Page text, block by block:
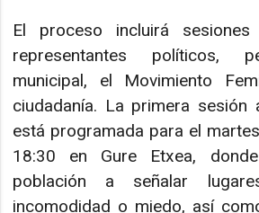
El proceso incluirá
representantes políticos,
municipal, el Movimiento
ciudadanía. La primera sesión
está programada para el
18:30 en Gure Etxea,
población a señalar
incomodidad o miedo, así